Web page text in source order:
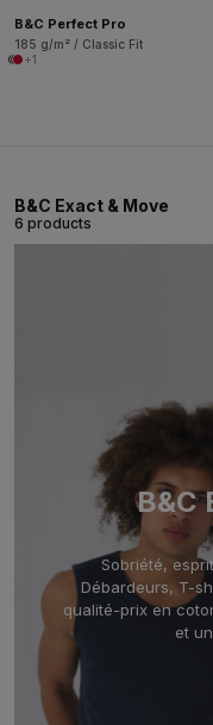
B&C Perfect Pro
185 g/m² / Classic Fit
+1
B&C Exact & Move
6 products
B&C
Sobriété,
Débardeurs, T-
qualité-prix en
et